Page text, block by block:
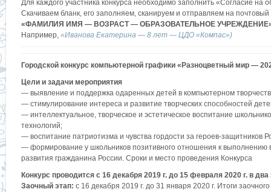
Для каждого участника конкурса необходимо заполнить «Согласие на
Скачиваем бланк, его заполняем, сканируем и отправляем на
«ФАМИЛИЯ ИМЯ — ВОЗРАСТ — ОБРАЗОВАТЕЛЬНОЕ
Например, «Иванова Екатерина — 8 лет — ЦДО «Компас»)
Городской конкурс компьютерной графики «Разноцветный мир —
Цели и задачи мероприятия
— выявление и поддержка одаренных детей в компьютерном
— стимулирование интереса и развитие творческих способностей
— интеллектуальное, творческое и эстетическое воспитание
технологий;
— воспитание патриотизма и чувства гордости за героев-защитников
— формирование у школьников позитивного отношения к выполнению
развития гражданина России. Сроки и место проведения Конкурса
Конкурс проводится с 16 декабря 2019 г. до 15 февраля 2020 г. в два
Заочный этап: с 16 декабря 2019 г. до 31 января 2020 г. Итоги